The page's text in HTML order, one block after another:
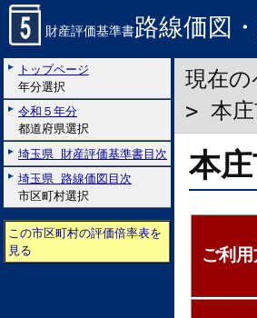
財産評価基準書路線価図
トップページ
年分選択
令和５年分
都道府県選択
埼玉県 財産評価基準書目次
埼玉県 路線価図目次
市区町村選択
この市区町村の評価倍率表を
見る
現在
> 本
本
ご利